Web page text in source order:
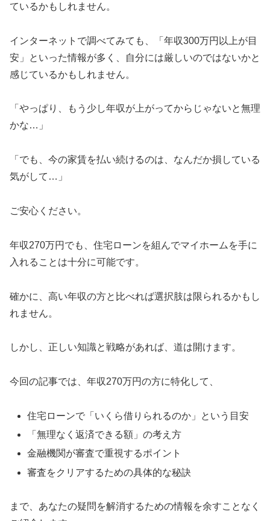
ているかもしれません。
インターネットで調べてみても、「年収300万円以上が目
安」といった情報が多く、自分には厳しいのではないかと
感じているかもしれません。
「やっぱり、もう少し年収が上がってからじゃないと無理
かな…」
「でも、今の家賃を払い続けるのは、なんだか損している
気がして…」
ご安心ください。
年収270万円でも、住宅ローンを組んでマイホームを手に
入れることは十分に可能です。
確かに、高い年収の方と比べれば選択肢は限られるかもし
れません。
しかし、正しい知識と戦略があれば、道は開けます。
今回の記事では、年収270万円の方に特化して、
住宅ローンで「いくら借りられるのか」という目安
「無理なく返済できる額」の考え方
金融機関が審査で重視するポイント
審査をクリアするための具体的な秘訣
まで、あなたの疑問を解消するための情報を余すことなく